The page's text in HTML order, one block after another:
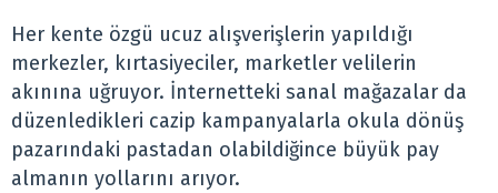
Her kente özgü ucuz alışverişlerin yapıldığı
merkezler, kırtasiyeciler, marketler velilerin
akınına uğruyor. İnternetteki sanal mağazalar da
düzenledikleri cazip kampanyalarla okula dönüş
pazarındaki pastadan olabildiğince büyük pay
almanın yollarını arıyor.